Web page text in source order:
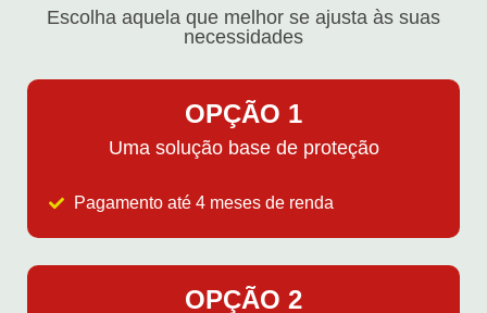
Escolha aquela que melhor se ajusta às suas
necessidades
OPÇÃO 1
Uma solução base de proteção
Pagamento até 4 meses de renda
OPÇÃO 2